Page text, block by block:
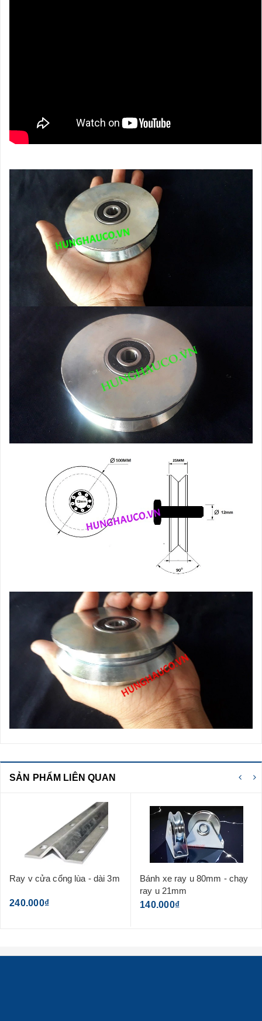
SẢN PHẨM LIÊN QUAN
Ray v cửa cổng lùa - dài 3m
240.000₫
Bánh xe ray u 80mm - chạy
ray u 21mm
140.000₫